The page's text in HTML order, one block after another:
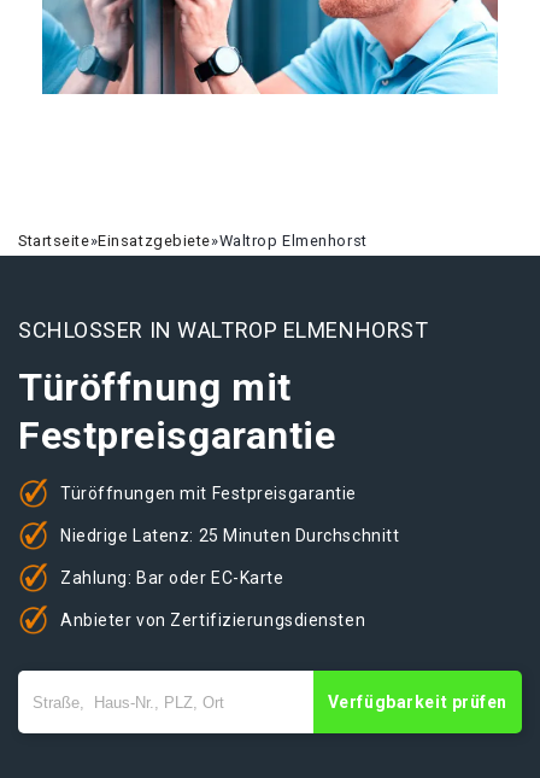
Startseite»Einsatzgebiete»Waltrop Elmenhorst
SCHLOSSER IN WALTROP ELMENHORST
Türöffnung mit
Festpreisgarantie
Türöffnungen mit Festpreisgarantie
Niedrige Latenz: 25 Minuten Durchschnitt
Zahlung: Bar oder EC-Karte
Anbieter von Zertifizierungsdiensten
Verfügbarkeit prüfen